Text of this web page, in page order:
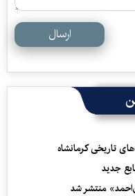
ارسال
تاریخی کرمانشاه
جدید
منتشر شد